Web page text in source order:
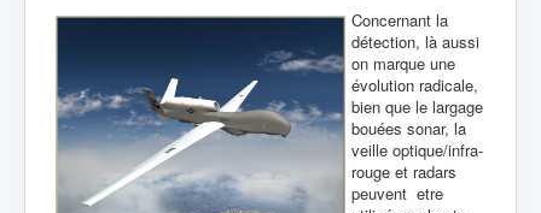
Concernant la
détection, là aussi
on marque une
évolution radicale,
bien que le largage
bouées sonar, la
veille optique/infra-
rouge et radars
peuvent etre